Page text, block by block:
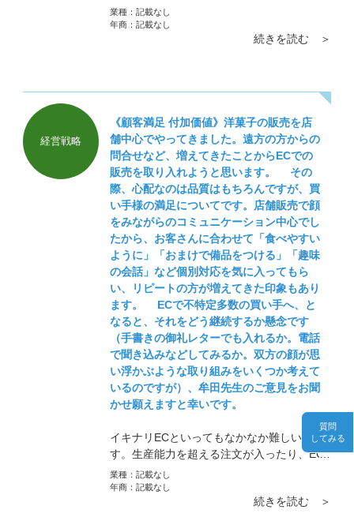
ないで」などと言ってしまうとかえっておか
しくなってしまいます。他愛もない会話でし
たら数日で忘れることでしょう。会社の秘匿
です。ご本人にはキチンと自覚をしていただ
業種： 記載なし
年商： 記載なし
続きを読む ＞
経営戦略
《顧客満足 付加価値》洋菓子の販売を店
舗中心でやってきました。遠方の方からの
問合せなど、増えてきたことからECでの
販売を取り入れようと思います。 その
際、心配なのは品質はもちろんですが、買
い手様の満足についてです。店舗販売で顔
をみながらのコミュニケーション中心でし
たから、お客さんに合わせて「食べやすい
ように」「おまけで備品をつける」「趣味
の会話」など個別対応を気に入ってもら
い、リピートの方が増えてきた印象もあり
ます。 ECで不特定多数の買い手へ、と
なると、それをどう継続するか懸念です
（手書きの御礼レターでも入れるか。電話
で聞き込みなどしてみるか。双方の顔が思
い浮かぶような取り組みをいくつか考えて
いるのですが）、牟田先生のご意見をお聞
かせ願えますと幸いです。
イキナリECといってもなかなか難しいで
す。生産能力を超える注文が入ったり、EC
ノウハウがまだ確立していなかったりすれば
事故が起きたりすることもあります。信用問
題になりますのでそういう事態は避けなけれ
業種： 記載なし
年商： 記載なし
続きを読む ＞
質問
してみる